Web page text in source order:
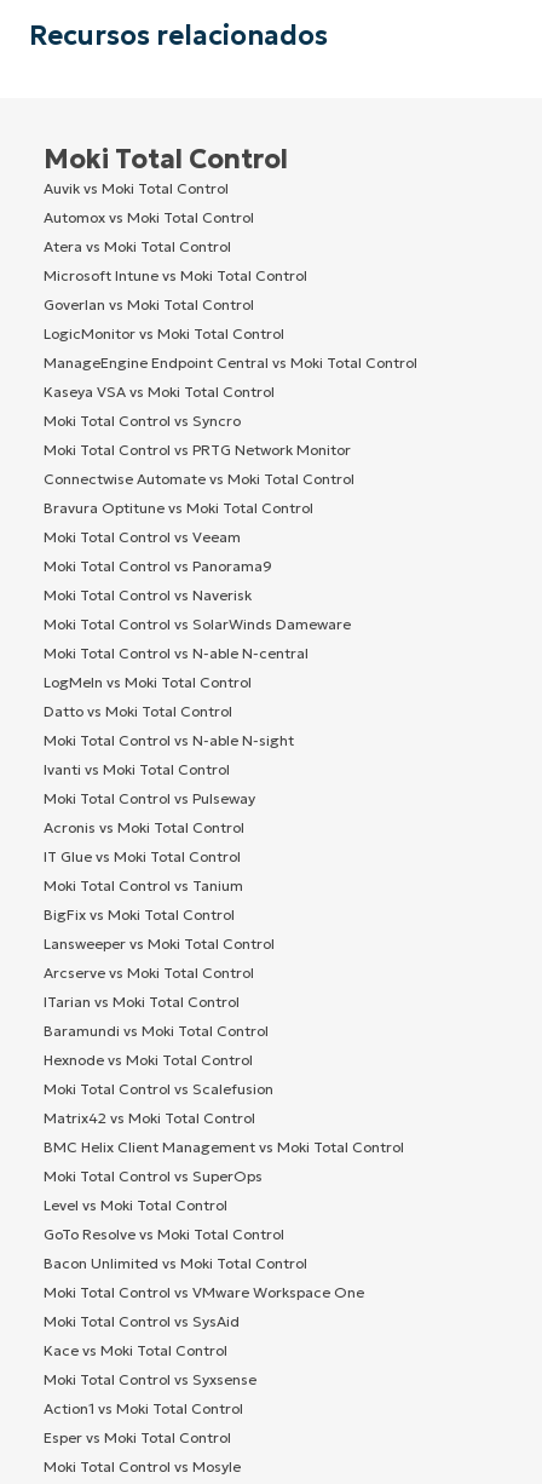
Recursos relacionados
Moki Total Control
Auvik vs Moki Total Control
Automox vs Moki Total Control
Atera vs Moki Total Control
Microsoft Intune vs Moki Total Control
Goverlan vs Moki Total Control
LogicMonitor vs Moki Total Control
ManageEngine Endpoint Central vs Moki Total Control
Kaseya VSA vs Moki Total Control
Moki Total Control vs Syncro
Moki Total Control vs PRTG Network Monitor
Connectwise Automate vs Moki Total Control
Bravura Optitune vs Moki Total Control
Moki Total Control vs Veeam
Moki Total Control vs Panorama9
Moki Total Control vs Naverisk
Moki Total Control vs SolarWinds Dameware
Moki Total Control vs N-able N-central
LogMeIn vs Moki Total Control
Datto vs Moki Total Control
Moki Total Control vs N-able N-sight
Ivanti vs Moki Total Control
Moki Total Control vs Pulseway
Acronis vs Moki Total Control
IT Glue vs Moki Total Control
Moki Total Control vs Tanium
BigFix vs Moki Total Control
Lansweeper vs Moki Total Control
Arcserve vs Moki Total Control
ITarian vs Moki Total Control
Baramundi vs Moki Total Control
Hexnode vs Moki Total Control
Moki Total Control vs Scalefusion
Matrix42 vs Moki Total Control
BMC Helix Client Management vs Moki Total Control
Moki Total Control vs SuperOps
Level vs Moki Total Control
GoTo Resolve vs Moki Total Control
Bacon Unlimited vs Moki Total Control
Moki Total Control vs VMware Workspace One
Moki Total Control vs SysAid
Kace vs Moki Total Control
Moki Total Control vs Syxsense
Action1 vs Moki Total Control
Esper vs Moki Total Control
Moki Total Control vs Mosyle